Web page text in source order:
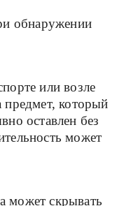
обнаружении
или возле
предмет, который
оставлен без
может
может скрывать